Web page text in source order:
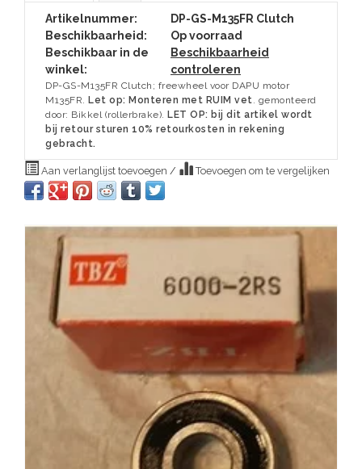
Artikelnummer:
DP-GS-M135FR Clutch
Beschikbaarheid:
Op voorraad
Beschikbaar in de
winkel:
Beschikbaarheid
controleren
DP-GS-M135FR Clutch; freewheel voor DAPU motor
M135FR. Let op: Monteren met RUIM vet. gemonteerd
door: Bikkel (rollerbrake). LET OP: bij dit artikel wordt
bij retour sturen 10% retourkosten in rekening
gebracht.
Aan verlanglijst toevoegen / Toevoegen om te vergelijken